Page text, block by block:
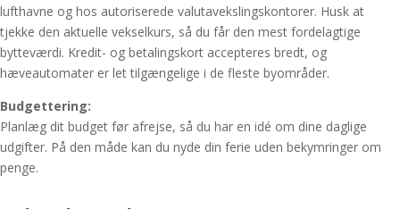
lufthavne og hos autoriserede valutavekslingskontorer. Husk at
tjekke den aktuelle vekselkurs, så du får den mest fordelagtige
bytteværdi. Kredit- og betalingskort accepteres bredt, og
hæveautomater er let tilgængelige i de fleste byområder.
Budgettering:
Planlæg dit budget før afrejse, så du har en idé om dine daglige
udgifter. På den måde kan du nyde din ferie uden bekymringer om
penge.